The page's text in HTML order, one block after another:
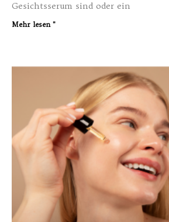
Gesichtsserum sind oder ein
Mehr lesen "